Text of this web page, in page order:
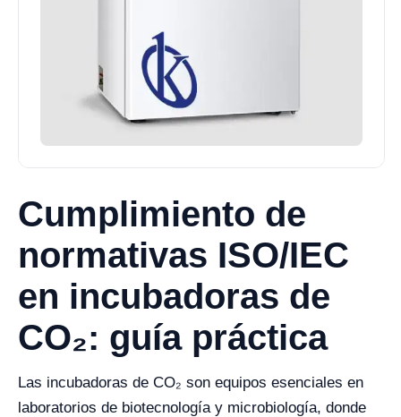
Cumplimiento de
normativas ISO/IEC
en incubadoras de
CO₂: guía práctica
Las incubadoras de CO₂ son equipos esenciales en
laboratorios de biotecnología y microbiología, donde